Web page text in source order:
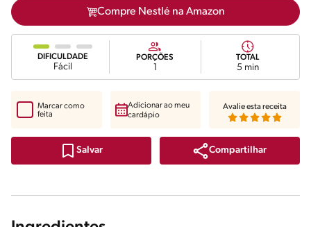
Compre Nestlé na Amazon
DIFICULDADE
Fácil
PORÇÕES
1
TOTAL
5 min
Salvar Compartilhar
Marcar como
feita
Adicionar ao meu
cardápio
Avalie esta receita